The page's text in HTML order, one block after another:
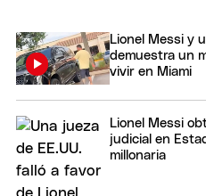
Lionel Messi y
demuestra un
vivir en Miami
Lionel Messi
judicial en
millonaria